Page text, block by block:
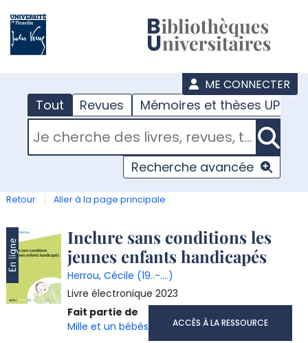
ME CONNECTER
Tout Revues Mémoires et thèses UPJV
RECHERCHER DANS "TOUT"
Recherche avancée
Retour Aller à la page principale
Détail
document
Inclure sans conditions les
jeunes enfants handicapés
Herrou, Cécile (19..-....)
Livre électronique 2023
Fait partie de
Mille et un bébés
ACCÈS À LA RESSOURCE